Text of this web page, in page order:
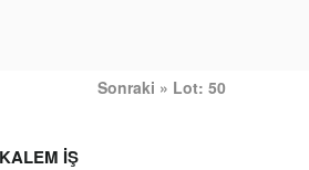
Sonraki » Lot: 50
İŞ